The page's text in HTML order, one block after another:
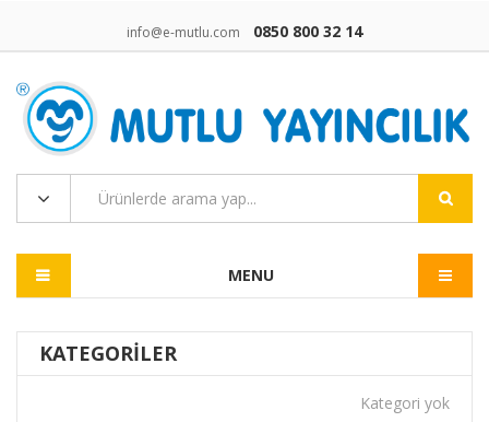
info@e-mutlu.com 0850 800 32 14
MENU
KATEGORILER
Kategori yok